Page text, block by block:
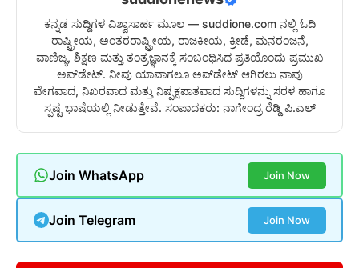
ಕನ್ನಡ ಸುದ್ದಿಗಳ ವಿಶ್ವಾಸಾರ್ಹ ಮೂಲ — suddione.com ನಲ್ಲಿ ಓದಿ
ರಾಷ್ಟ್ರೀಯ, ಅಂತರರಾಷ್ಟ್ರೀಯ, ರಾಜಕೀಯ, ಕ್ರೀಡೆ, ಮನರಂಜನೆ,
ವಾಣಿಜ್ಯ, ಶಿಕ್ಷಣ ಮತ್ತು ತಂತ್ರಜ್ಞಾನಕ್ಕೆ ಸಂಬಂಧಿಸಿದ ಪ್ರತಿಯೊಂದು ಪ್ರಮುಖ
ಅಪ್‌ಡೇಟ್. ನೀವು ಯಾವಾಗಲೂ ಅಪ್‌ಡೇಟ್ ಆಗಿರಲು ನಾವು
ವೇಗವಾದ, ನಿಖರವಾದ ಮತ್ತು ನಿಷ್ಪಕ್ಷಪಾತವಾದ ಸುದ್ದಿಗಳನ್ನು ಸರಳ ಹಾಗೂ
ಸ್ಪಷ್ಟ ಭಾಷೆಯಲ್ಲಿ ನೀಡುತ್ತೇವೆ. ಸಂಪಾದಕರು: ನಾಗೇಂದ್ರ ರೆಡ್ಡಿ ಪಿ.ಎಲ್
Join WhatsApp Join Now
Join Telegram Join Now